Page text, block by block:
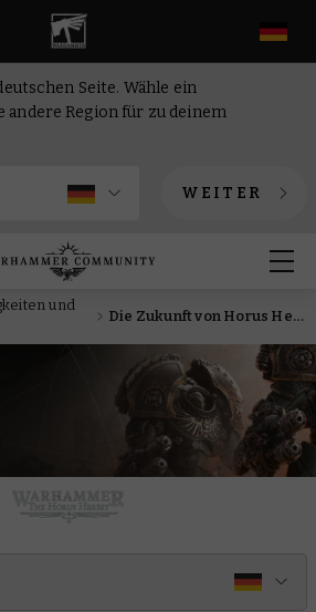
Seite. Wähle ein
andere Region für zu deinem
WEITER
und
Die Zukunft von Horus Heresy – Downloads, Erweiterungen und neue Miniaturen